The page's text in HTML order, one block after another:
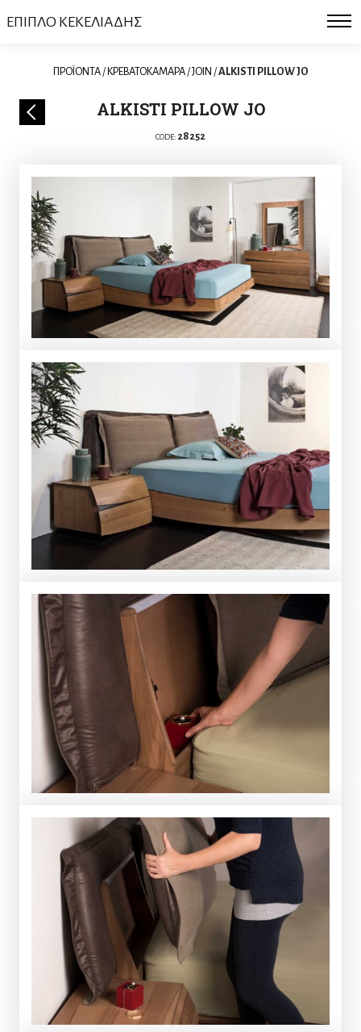
ΕΠΙΠΛΟ ΚΕΚΕΛΙΑΔΗΣ
ΠΡΟΪΟΝΤΑ/ ΚΡΕΒΑΤΟΚΑΜΑΡΑ/JOIN /ALKISTI PILLOW JO
ALKISTI PILLOW JO
CODE: 28252